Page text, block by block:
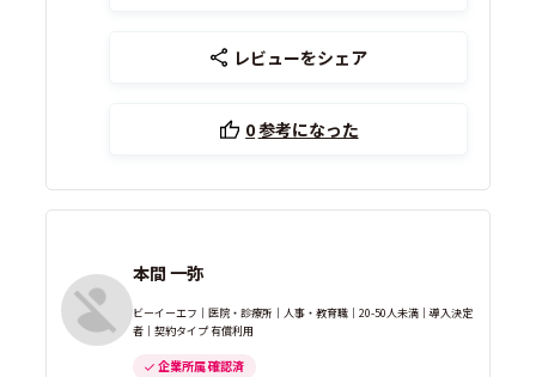
レビューをシェア
0参考になった
本間 一弥
ビーイーエフ｜医院・診療所｜人事・教育職｜20-50人未満｜導入決定
者｜契約タイプ 有償利用
企業所属 確認済